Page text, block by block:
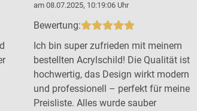
am 08.07.2025, 10:19:06 Uhr
Bewertung:
Ich bin super zufrieden mit meinem
bestellten Acrylschild! Die Qualität ist
hochwertig, das Design wirkt modern
und professionell – perfekt für meine
Preisliste. Alles wurde sauber